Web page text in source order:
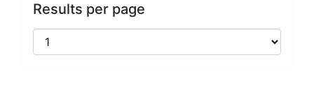
Results per page